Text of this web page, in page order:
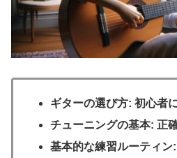
ギターの選び方: 初心者
チューニングの基本: 正
基本的な練習ルーティン